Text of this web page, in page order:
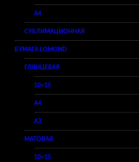
A4
СУБЛИМАЦИОННАЯ
БУМАГА LOMOND
ГЛЯНЦЕВАЯ
10×15
A4
A3
МАТОВАЯ
10×15